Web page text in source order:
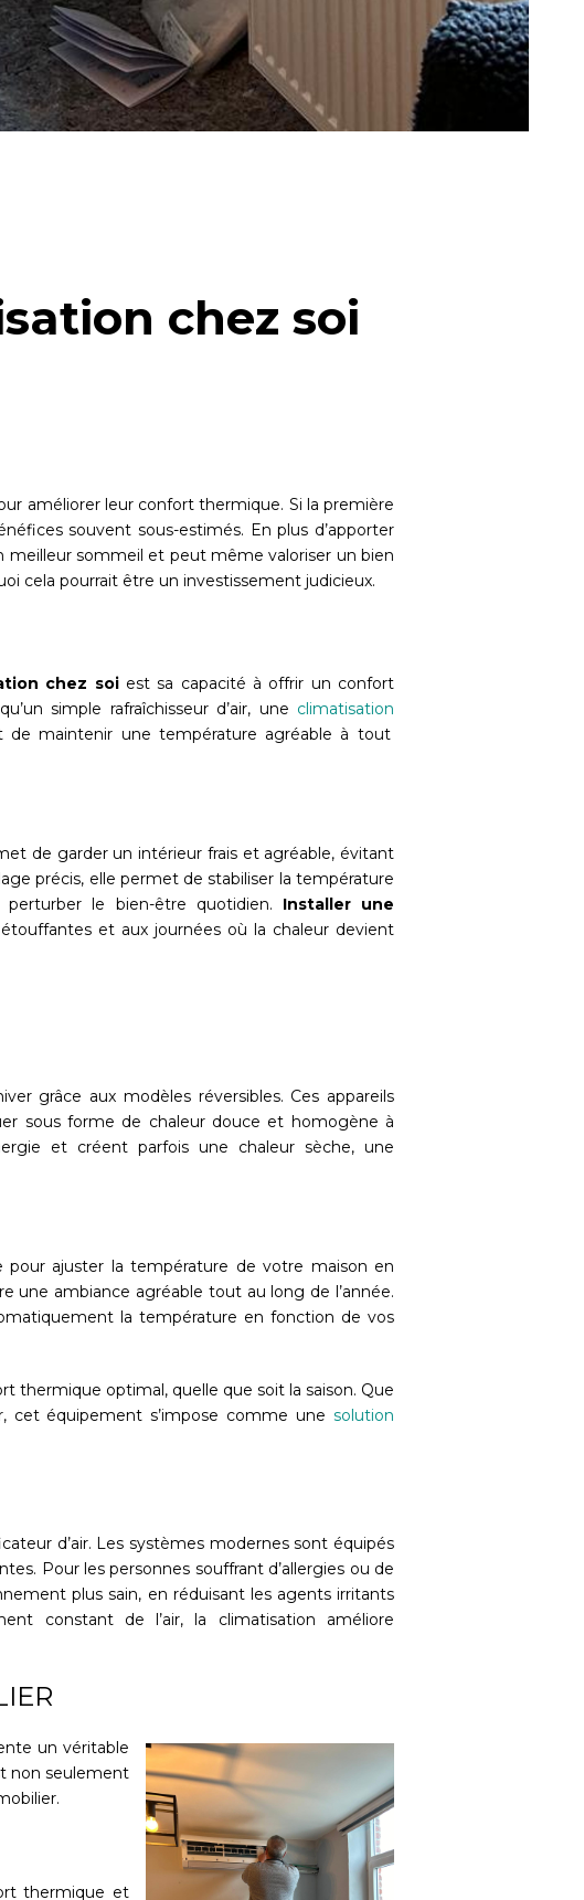
chez soi
améliorer leur confort thermique. Si la première
souvent sous-estimés. En plus d’apporter
meilleur sommeil et peut même valoriser un bien
cela pourrait être un investissement judicieux.
chez soiest sa capacité à offrir un confort
simple rafraîchisseur d’air, une climatisation
de maintenir une température agréable à tout
de garder un intérieur frais et agréable, évitant
précis, elle permet de stabiliser la température
le bien-être quotidien. Installer une
et aux journées où la chaleur devient
grâce aux modèles réversibles. Ces appareils
sous forme de chaleur douce et homogène à
et créent parfois une chaleur sèche, une
pour ajuster la température de votre maison en
une ambiance agréable tout au long de l’année.
la température en fonction de vos
thermique optimal, quelle que soit la saison. Que
équipement s’impose comme une solution
d’air. Les systèmes modernes sont équipés
Pour les personnes souffrant d’allergies ou de
plus sain, en réduisant les agents irritants
constant de l’air, la climatisation améliore
un véritable
non seulement
thermique et